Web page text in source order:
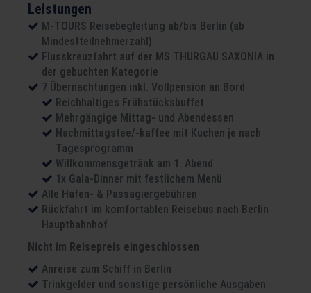
Leistungen
M-TOURS Reisebegleitung ab/bis Berlin (ab
Mindestteilnehmerzahl)
Flusskreuzfahrt auf der MS THURGAU SAXONIA in
der gebuchten Kategorie
7 Übernachtungen inkl. Vollpension an Bord
Reichhaltiges Frühstücksbuffet
Mehrgängige Mittag- und Abendessen
Nachmittagstee/-kaffee mit Kuchen je nach
Tagesprogramm
Willkommensgetränk am 1. Abend
1x Gala-Dinner mit festlichem Menü
Alle Hafen- & Passagiergebühren
Rückfahrt im komfortablen Reisebus nach Berlin
Hauptbahnhof
Nicht im Reisepreis eingeschlossen
Anreise zum Schiff in Berlin
Trinkgelder und sonstige persönliche Ausgaben